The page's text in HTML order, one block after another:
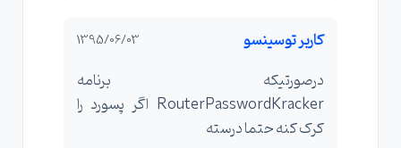
کاربر توسینسو 1395/06/03
درصورتیکه برنامه
RouterPasswordKracker اگر پسورد را
کرک کنه حتما درسته